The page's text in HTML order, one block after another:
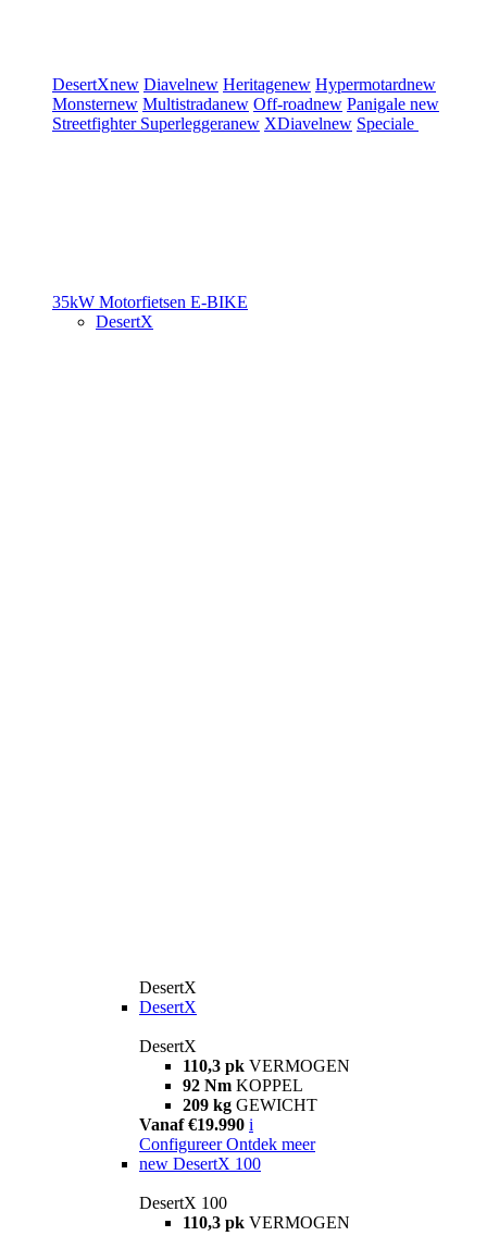
DesertXnew Diavelnew Heritagenew Hypermotardnew
Monsternew Multistradanew Off-roadnew Panigale new
Streetfighter Superleggeranew XDiavelnew Speciale
35kW Motorfietsen E-BIKE
DesertX
DesertX
DesertX
DesertX
110,3 pk VERMOGEN
92 Nm KOPPEL
209 kg GEWICHT
Vanaf €19.990 i
Configureer Ontdek meer
new DesertX 100
DesertX 100
110,3 pk VERMOGEN